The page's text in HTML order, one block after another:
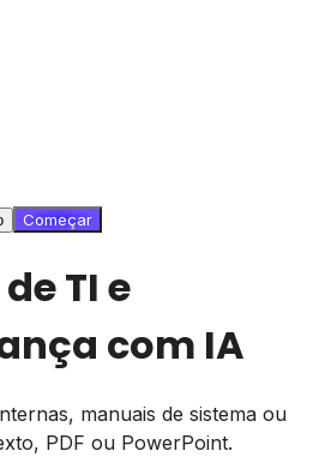
Começar
TI e
com IA
manuais de sistema ou
PDF ou PowerPoint.